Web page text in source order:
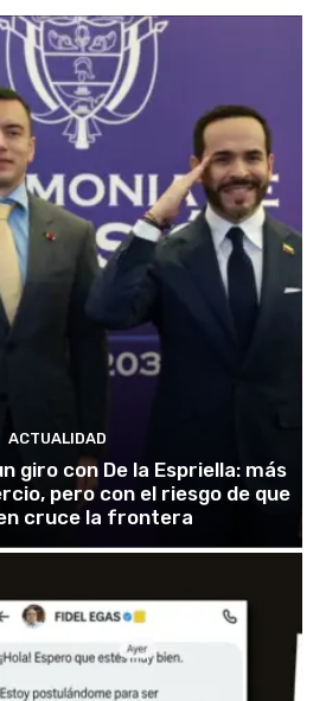
ACTUALIDAD
giro con De la Espriella: más
pero con el riesgo de que
cruce la frontera